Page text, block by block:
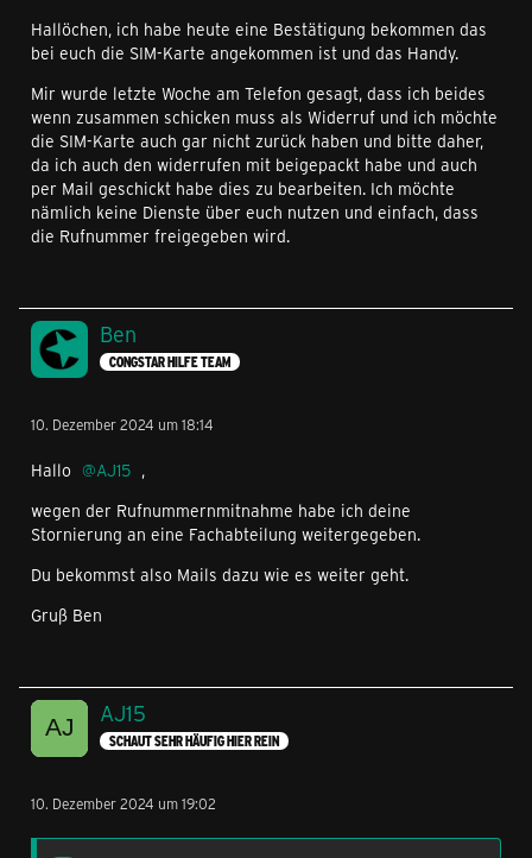
Hallöchen, ich habe heute eine Bestätigung bekommen das
bei euch die SIM-Karte angekommen ist und das Handy.
Mir wurde letzte Woche am Telefon gesagt, dass ich beides
wenn zusammen schicken muss als Widerruf und ich möchte
die SIM-Karte auch gar nicht zurück haben und bitte daher,
da ich auch den widerrufen mit beigepackt habe und auch
per Mail geschickt habe dies zu bearbeiten. Ich möchte
nämlich keine Dienste über euch nutzen und einfach, dass
die Rufnummer freigegeben wird.
Ben
CONGSTAR HILFE TEAM
10. Dezember 2024 um 18:14
Hallo AJ15 ,
wegen der Rufnummernmitnahme habe ich deine
Stornierung an eine Fachabteilung weitergegeben.
Du bekommst also Mails dazu wie es weiter geht.
Gruß Ben
AJ15
SCHAUT SEHR HÄUFIG HIER REIN
10. Dezember 2024 um 19:02